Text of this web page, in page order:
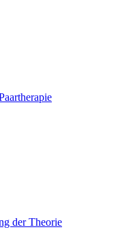
der Theorie